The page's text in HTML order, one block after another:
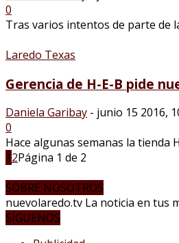
0
Tras varios intentos de parte de
Laredo Texas
Gerencia de H-E-B pide
Daniela Garibay - junio 15 2016,
0
Hace algunas semanas la tienda
12Página 1 de 2
SOBRE NOSOTROS
nuevolaredo.tv La noticia en tus
SÍGUENOS